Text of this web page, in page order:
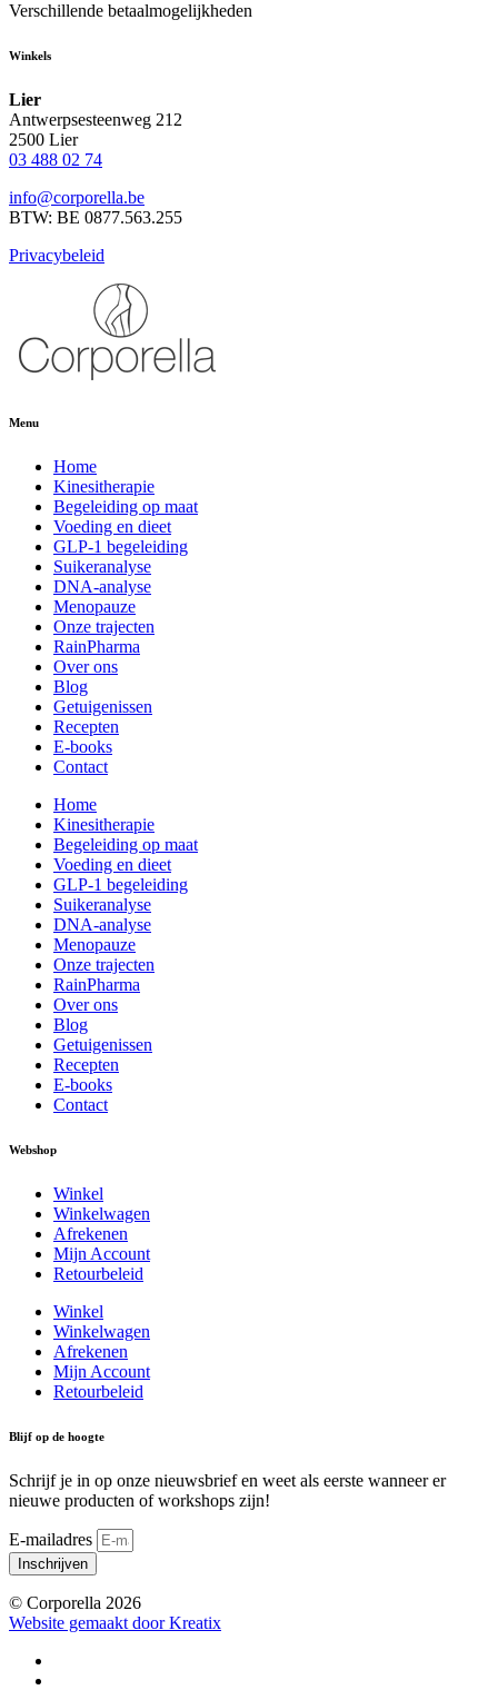
Verschillende betaalmogelijkheden
Winkels
Lier
Antwerpsesteenweg 212
2500 Lier
03 488 02 74
info@corporella.be
BTW: BE 0877.563.255
Privacybeleid
Menu
Home
Kinesitherapie
Begeleiding op maat
Voeding en dieet
GLP-1 begeleiding
Suikeranalyse
DNA-analyse
Menopauze
Onze trajecten
RainPharma
Over ons
Blog
Getuigenissen
Recepten
E-books
Contact
Home
Kinesitherapie
Begeleiding op maat
Voeding en dieet
GLP-1 begeleiding
Suikeranalyse
DNA-analyse
Menopauze
Onze trajecten
RainPharma
Over ons
Blog
Getuigenissen
Recepten
E-books
Contact
Webshop
Winkel
Winkelwagen
Afrekenen
Mijn Account
Retourbeleid
Winkel
Winkelwagen
Afrekenen
Mijn Account
Retourbeleid
Blijf op de hoogte
Schrijf je in op onze nieuwsbrief en weet als eerste wanneer er
nieuwe producten of workshops zijn!
E-mailadres
Inschrijven
© Corporella 2026
Website gemaakt door Kreatix